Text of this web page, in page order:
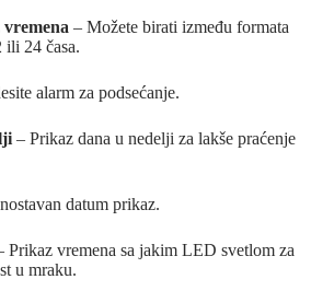
– Možete birati između formata
ili 24 časa.
alarm za podsećanje.
– Prikaz dana u nedelji za lakše praćenje
datum prikaz.
Prikaz vremena sa jakim LED svetlom za
u mraku.